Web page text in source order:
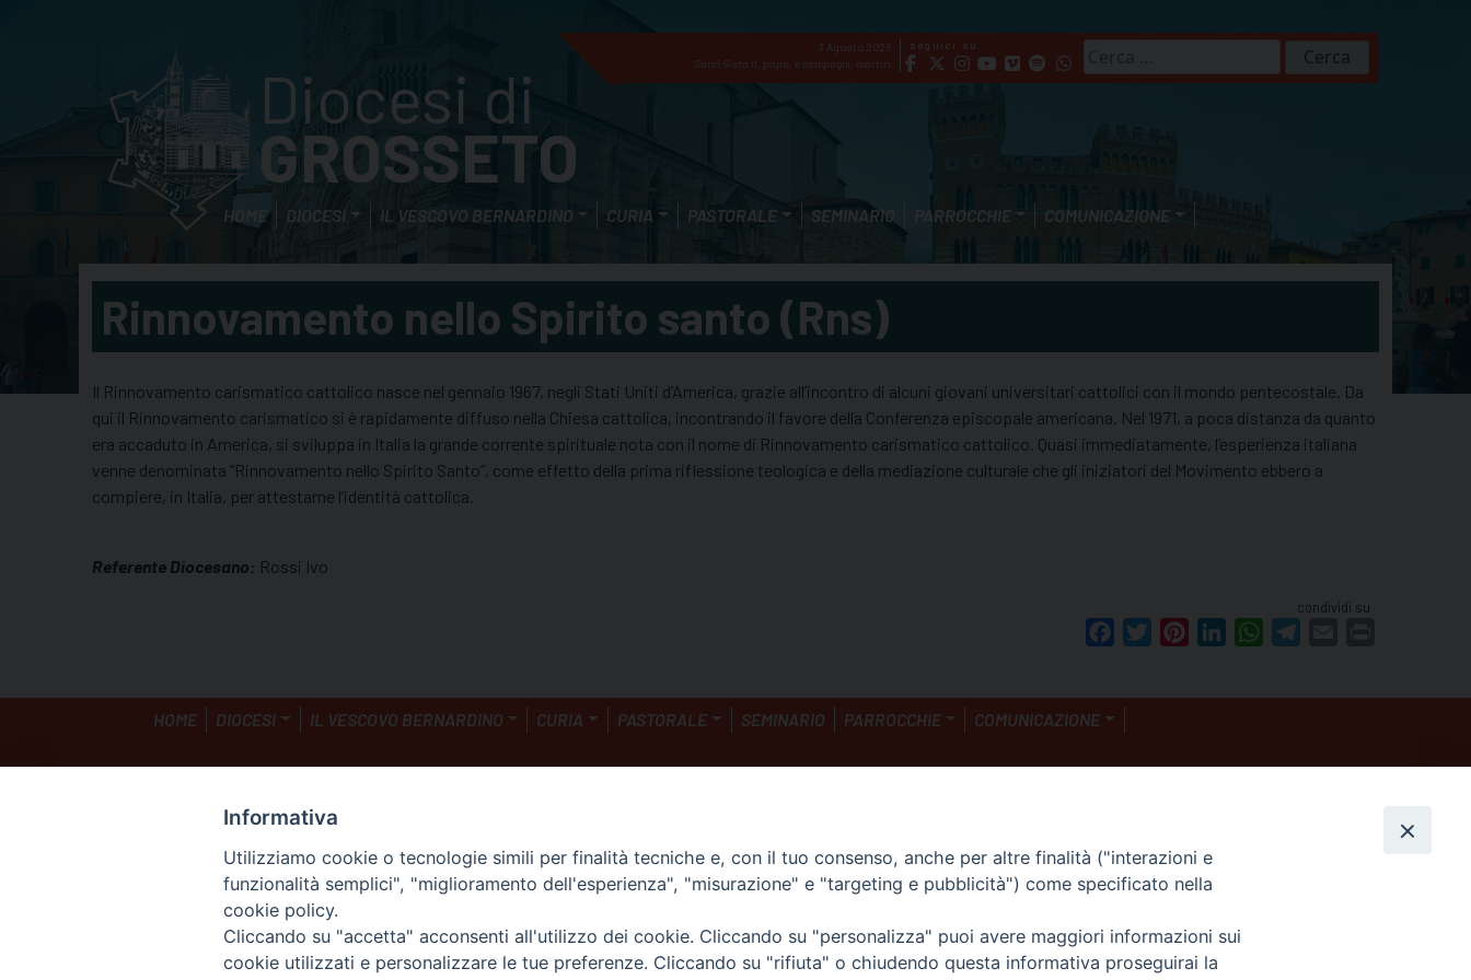
7 Agosto 2026
Santi Sisto II, papa, e compagni, martiri
seguici su
per:
Diocesi di
GROSSETO
HOME DIOCESI IL VESCOVO BERNARDINO CURIA PASTORALE SEMINARIO PARROCCHIE COMUNICAZIONE
Rinnovamento nello Spirito santo (Rns)
Il Rinnovamento carismatico cattolico nasce nel gennaio 1967, negli Stati Uniti d’America, grazie all’incontro di alcuni giovani universitari cattolici con il mondo pentecostale. Da
qui il Rinnovamento carismatico si è rapidamente diffuso nella Chiesa cattolica, incontrando il favore della Conferenza episcopale americana. Nel 1971, a poca distanza da quanto
era accaduto in America, si sviluppa in Italia la grande corrente spirituale nota con il nome di Rinnovamento carismatico cattolico. Quasi immediatamente, l’esperienza italiana
venne denominata “Rinnovamento nello Spirito Santo”, come effetto della prima riflessione teologica e della mediazione culturale che gli iniziatori del Movimento ebbero a
compiere, in Italia, per attestarne l’identità cattolica.
Referente Diocesano: Rossi Ivo
condividi su
FacebookTwitterPinterestLinkedInWhatsApp
HOME DIOCESI IL VESCOVO BERNARDINO CURIA PASTORALE SEMINARIO PARROCCHIE COMUNICAZIONE
Diocesi di GROSSETO
C.F. 80053900538
Corso carducci 11 58100 Grosseto (Gr)
Tel e fax 0564 29044
email:
curia@grosseto.chiesacattolica.it
Informativa
Utilizziamo cookie o tecnologie simili per finalità tecniche e, con il tuo consenso, anche per altre finalità ("interazioni e
funzionalità semplici", "miglioramento dell'esperienza", "misurazione" e "targeting e pubblicità") come specificato nella
cookie policy.
Cliccando su "accetta" acconsenti all'utilizzo dei cookie. Cliccando su "personalizza" puoi avere maggiori informazioni sui
cookie utilizzati e personalizzare le tue preferenze. Cliccando su "rifiuta" o chiudendo questa informativa proseguirai la